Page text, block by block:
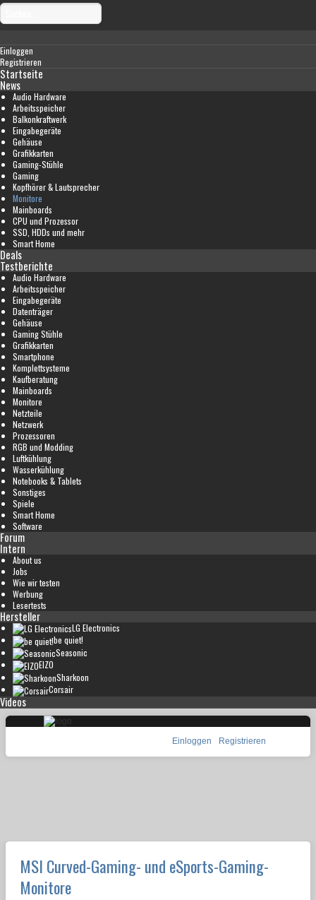
Einloggen
Registrieren
Startseite
News
Audio Hardware
Arbeitsspeicher
Balkonkraftwerk
Eingabegeräte
Gehäuse
Grafikkarten
Gaming-Stühle
Gaming
Kopfhörer & Lautsprecher
Monitore
Mainboards
CPU und Prozessor
SSD, HDDs und mehr
Smart Home
Deals
Testberichte
Audio Hardware
Arbeitsspeicher
Eingabegeräte
Datenträger
Gehäuse
Gaming Stühle
Grafikkarten
Smartphone
Komplettsysteme
Kaufberatung
Mainboards
Monitore
Netzteile
Netzwerk
Prozessoren
RGB und Modding
Luftkühlung
Wasserkühlung
Notebooks & Tablets
Sonstiges
Spiele
Smart Home
Software
Forum
Intern
About us
Jobs
Wie wir testen
Werbung
Lesertests
Hersteller
LG Electronics
be quiet!
Seasonic
EIZO
Sharkoon
Corsair
Videos
Einloggen Registrieren
MSI Curved-Gaming- und eSports-Gaming-
Monitore